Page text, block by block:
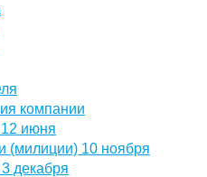
компании
июня
(милиции) 10 ноября
декабря